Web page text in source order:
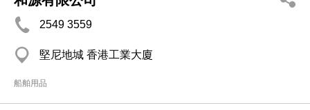
2549 3559
堅尼地城 香港工業大廈
船舶用品